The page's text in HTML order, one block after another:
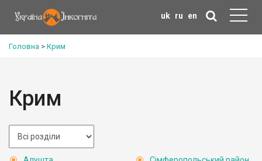
uk ru en
Головна > Крим
Крим